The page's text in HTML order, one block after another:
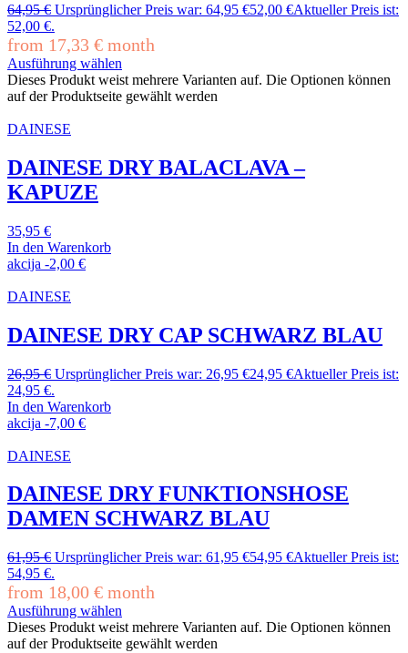
64,95€ Ursprünglicher Preis war: 64,95 €52,00 €Aktueller Preis ist:
52,00 €.
from 17,33 € month
Ausführung wählen
Dieses Produkt weist mehrere Varianten auf. Die Optionen können
auf der Produktseite gewählt werden
DAINESE
DAINESE DRY BALACLAVA –
KAPUZE
35,95 €
In den Warenkorb
akcija -2,00 €
DAINESE
DAINESE DRY CAP SCHWARZ BLAU
26,95€ Ursprünglicher Preis war: 26,95 €24,95 €Aktueller Preis ist:
24,95 €.
In den Warenkorb
akcija -7,00 €
DAINESE
DAINESE DRY FUNKTIONSHOSE
DAMEN SCHWARZ BLAU
61,95€ Ursprünglicher Preis war: 61,95 €54,95 €Aktueller Preis ist:
54,95 €.
from 18,00 € month
Ausführung wählen
Dieses Produkt weist mehrere Varianten auf. Die Optionen können
auf der Produktseite gewählt werden